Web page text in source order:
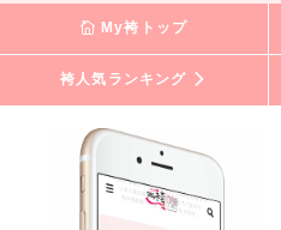
My袴トップ
袴人気ランキング